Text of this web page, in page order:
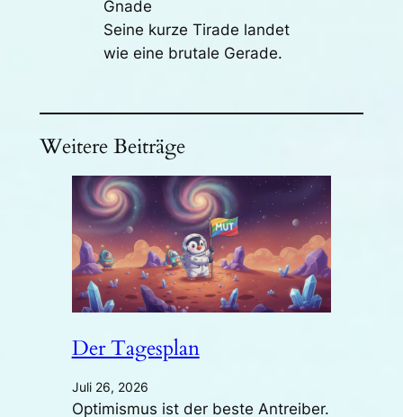
Gnade
Seine kurze Tirade landet
wie eine brutale Gerade.
Weitere Beiträge
Der Tagesplan
Juli 26, 2026
Optimismus ist der beste Antreiber.